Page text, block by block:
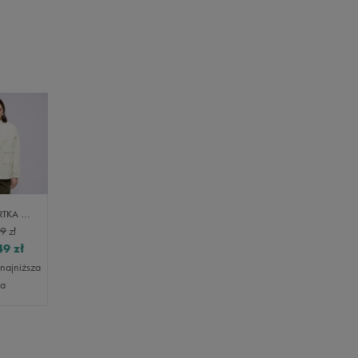
NIKE KURTKA W NSW ICN CLSH JKT WR CANVAS
zł
zł